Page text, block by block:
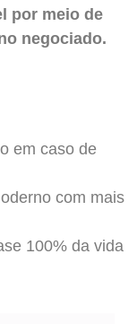
por meio de
negociado.
em caso de
com mais
100% da vida